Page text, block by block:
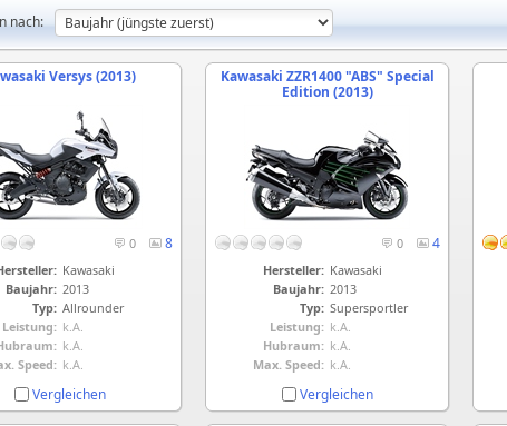
nach:
Versys (2013)
8
0
Kawasaki
Baujahr: 2013
Typ: Allrounder
Leistung: k.A.
k.A.
Speed: k.A.
Vergleichen
Kawasaki ZZR1400 "ABS" Special
Edition (2013)
4
0
Hersteller: Kawasaki
Baujahr: 2013
Typ: Supersportler
Leistung: k.A.
Hubraum: k.A.
Max. Speed: k.A.
Vergleichen